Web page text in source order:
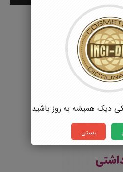
دیک همیشه به روز باشید
بستن